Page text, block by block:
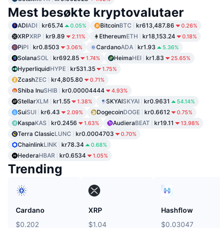
Mest besøkte kryptovalutaer
ADIADI kr65.74 0.05% BitcoinBTC kr613,487.86 0.26%
XRPXRP kr9.89 2.11% EthereumETH kr18,153.24 0.18%
PiPI kr0.8503 3.06% CardanoADA kr1.93 5.36%
SolanaSOL kr692.85 1.74% HeimaHEI kr1.83 25.65%
HyperliquidHYPE kr531.35 1.75%
ZcashZEC kr4,805.80 0.71%
Shiba InuSHIB kr0.00004444 4.93%
StellarXLM kr1.55 1.38% SKYAISKYAI kr0.9631 54.14%
SuiSUI kr6.43 2.09% DogecoinDOGE kr0.6612 0.75%
KaspaKAS kr0.2456 1.63% AudieraBEAT kr19.11 13.98%
Terra ClassicLUNC kr0.0004703 0.70%
ChainlinkLINK kr78.34 0.68%
HederaHBAR kr0.6534 1.05%
Trending
Cardano
$0.202
XRP
$1.04
Hashflow
$0.03047